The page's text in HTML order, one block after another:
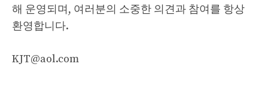
해 운영되며, 여러분의 소중한 의견과 참여를 항상
환영합니다.
KJT@aol.com